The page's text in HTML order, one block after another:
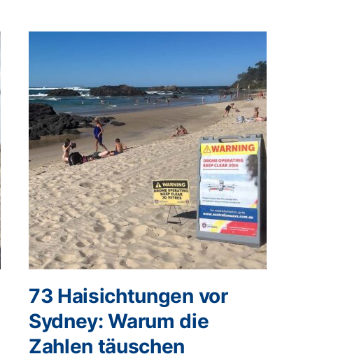
73 Haisichtungen vor
Sydney: Warum die
Zahlen täuschen